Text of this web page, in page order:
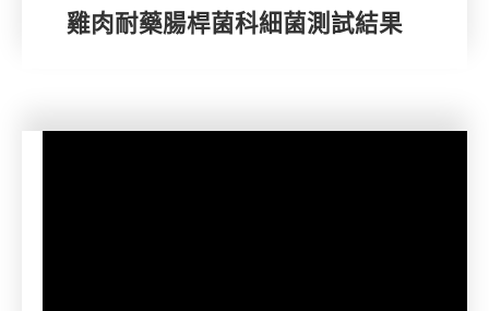
雞肉耐藥腸桿菌科細菌測試結果